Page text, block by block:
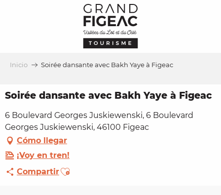
Inicio Soirée dansante avec Bakh Yaye à Figeac
Soirée dansante avec Bakh Yaye à Figeac
6 Boulevard Georges Juskiewenski, 6 Boulevard
Georges Juskiewenski, 46100 Figeac
Cómo llegar
¡Voy en tren!
CompartirAjouter aux favoris